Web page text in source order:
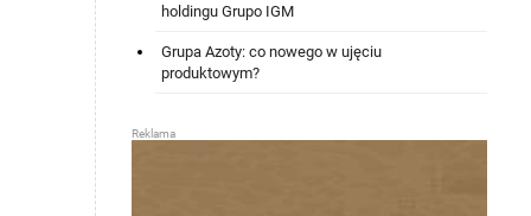
holdingu Grupo IGM
Grupa Azoty: co nowego w ujęciu
produktowym?